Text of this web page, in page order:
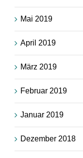
Mai 2019
April 2019
März 2019
Februar 2019
Januar 2019
Dezember 2018